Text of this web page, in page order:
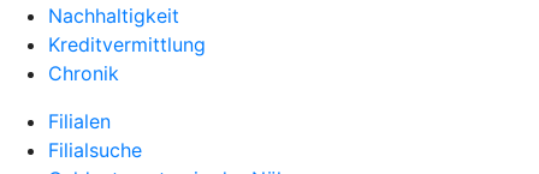
Nachhaltigkeit
Kreditvermittlung
Chronik
Filialen
Filialsuche